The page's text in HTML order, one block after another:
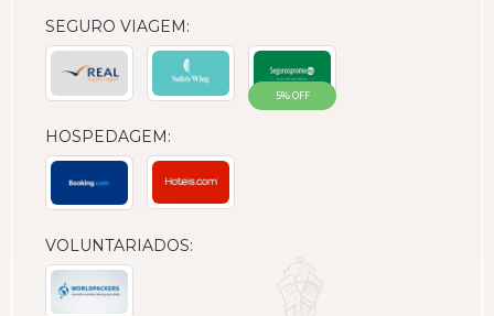
SEGURO VIAGEM:
5% OFF
HOSPEDAGEM:
VOLUNTARIADOS: